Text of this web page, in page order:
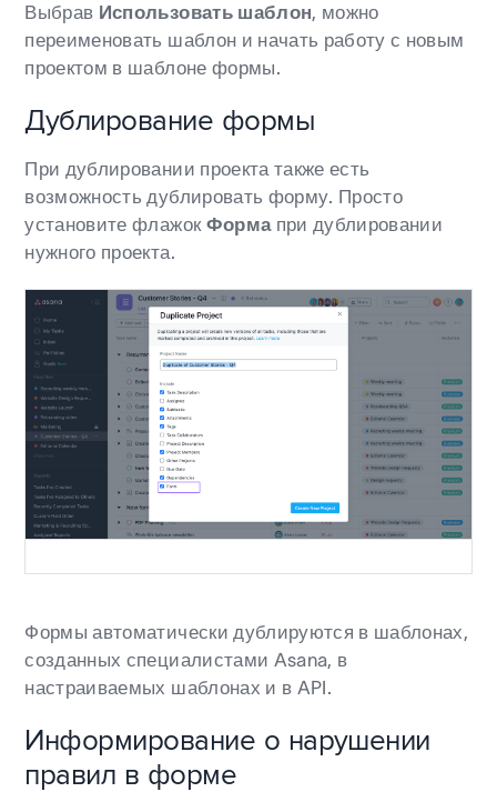
Выбрав Использовать шаблон , можно
переименовать шаблон и начать работу с новым
проектом в шаблоне формы.
Дублирование формы
При дублировании проекта также есть
возможность дублировать форму. Просто
установите флажок Форма при дублировании
нужного проекта.
Формы автоматически дублируются в шаблонах,
созданных специалистами Asana, в
настраиваемых шаблонах и в API.
Информирование о нарушении
правил в форме